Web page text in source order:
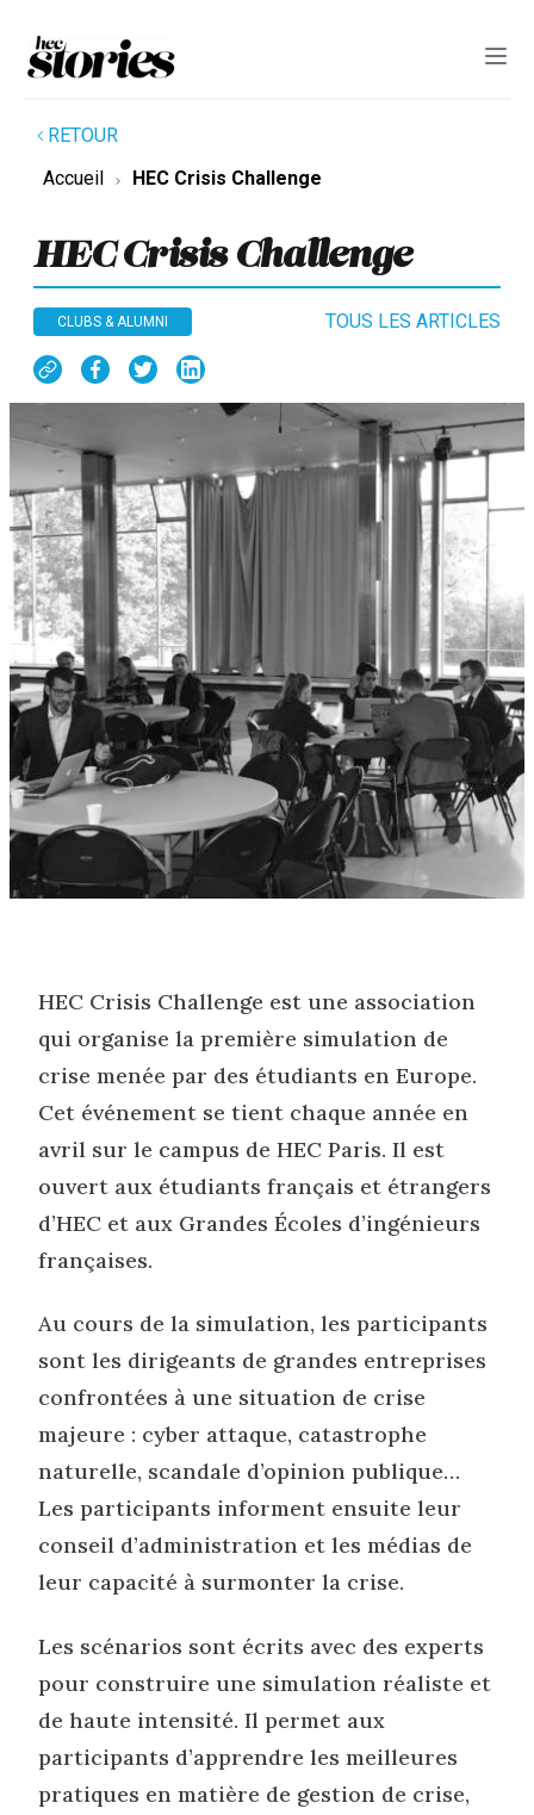
RETOUR
Accueil
HEC Crisis Challenge
HEC Crisis Challenge
CLUBS & ALUMNI TOUS LES ARTICLES
HEC Crisis Challenge est une association
qui organise la première simulation de
crise menée par des étudiants en Europe.
Cet événement se tient chaque année en
avril sur le campus de HEC Paris. Il est
ouvert aux étudiants français et étrangers
d’HEC et aux Grandes Écoles d’ingénieurs
françaises.
Au cours de la simulation, les participants
sont les dirigeants de grandes entreprises
confrontées à une situation de crise
majeure : cyber attaque, catastrophe
naturelle, scandale d’opinion publique…
Les participants informent ensuite leur
conseil d’administration et les médias de
leur capacité à surmonter la crise.
Les scénarios sont écrits avec des experts
pour construire une simulation réaliste et
de haute intensité. Il permet aux
participants d’apprendre les meilleures
pratiques en matière de gestion de crise,